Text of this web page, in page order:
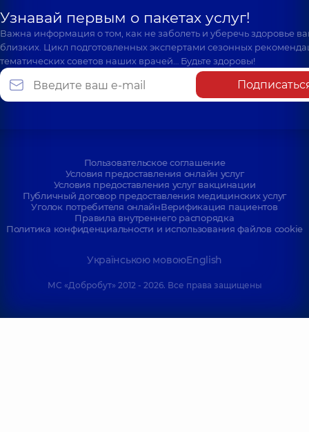
Узнавай первым о пакетах услуг!
Важна информация о том, как не заболеть и уберечь здоровье
близких. Цикл подготовленных экспертами сезонных
тематических советов наших врачей… Будьте здоровы!
Пользовательское соглашение
Условия предоставления онлайн услуг
Условия предоставления услуг вакцинации
Публичный договор предоставления медицинских услуг
Уголок потребителя онлайнВерификация пациентов
Правила внутреннего распорядка
Политика конфиденциальности и использования файлов cookie
Українською мовоюEnglish
МС «Добробут» 2012 - 2026. Все права защищены